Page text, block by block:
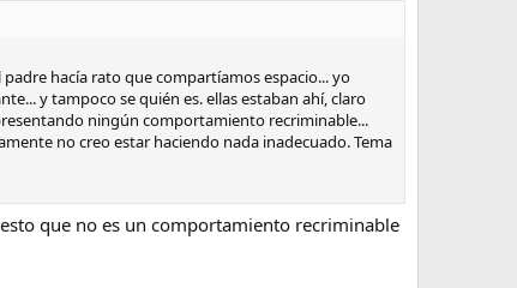
hacía rato que compartíamos espacio... yo
y tampoco se quién es. ellas estaban ahí, claro
ningún comportamiento recriminable...
no creo estar haciendo nada inadecuado. Tema
que no es un comportamiento recriminable